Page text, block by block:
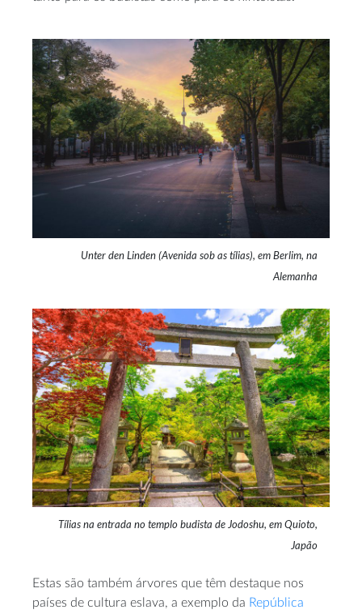
Unter den Linden (Avenida sob as tílias), em Berlim, na
Alemanha
Tílias na entrada no templo budista de Jodoshu, em Quioto,
Japão
Estas são também árvores que têm destaque nos
países de cultura eslava, a exemplo da República